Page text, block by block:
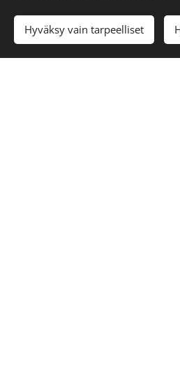
Luo kotisivut ilmaiseksi!
Hyväksy vain tarpeelliset